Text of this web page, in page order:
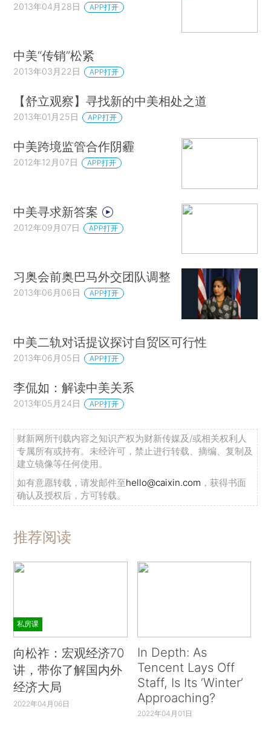
2013年04月28日 APP打开
中美“传销”松紧
2013年03月22日 APP打开
【舒立观察】寻找新的中美相处之道
2013年01月25日 APP打开
中美跨境监管合作阴霾
2012年12月07日 APP打开
中美寻求新答案
2012年09月07日 APP打开
习奥会前奥巴马外交团队调整
2013年06月06日 APP打开
中美二轨对话提议探讨自贸区可行性
2013年06月05日 APP打开
李侃如：解读中美关系
2013年05月24日 APP打开
财新网所刊载内容之知识产权为财新传媒及/或相关权利人
专属所有或持有。未经许可，禁止进行转载、摘编、复制及
建立镜像等任何使用。
如有意愿转载，请发邮件至hello@caixin.com ，获得书面
确认及授权后，方可转载。
推荐阅读
私房课
向松祚：宏观经济70
讲，带你了解国内外
经济大局
2022年04月06日
In Depth: As
Tencent Lays Off
Staff, Is Its ‘Winter’
Approaching?
2022年04月01日